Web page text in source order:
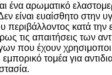
ένα αρωματικό
είναι ευαίσθητο στην
περιβάλλοντος κατά την
τις απαιτήσεις των
που έχουν
εμπορικό τομέα για